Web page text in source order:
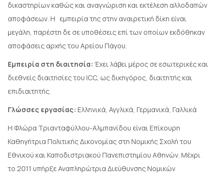
δικαστηρίων καθώς και αναγνώριση και εκτέλεση αλλοδαπών
αποφάσεων. Η εμπειρία της στην αναιρετική δίκη είναι
μεγάλη, παρέστη δε σε υποθέσεις επί των οποίων εκδόθηκαν
αποφάσεις αρχής του Αρείου Πάγου.
Εμπειρία στη διαιτησία: Έχει λάβει μέρος σε εσωτερικές και
διεθνείς διαιτησίες του ICC, ως δικηγόρος, διαιτητής και
επιδιαιτητής.
Γλώσσες εργασίας: Ελληνικά, Αγγλικά, Γερμανικά, Γαλλικά
Η Φλώρα Τριανταφύλλου-Αλμπανίδου είναι Επίκουρη
Καθηγήτρια Πολιτικής Δικονομίας στη Νομικής Σχολή του
Εθνικού και Καποδιστριακού Πανεπιστημίου Αθηνών. Μέχρι
το 2011 υπήρξε Αναπληρώτρια Διεύθυνσης Νομικών